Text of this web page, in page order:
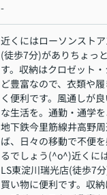
-
近くにはローソンスト
(徒歩7分)がありちょっ
す。収納はクロゼット
ど豊富なので、衣類や
く便利です。風通しが
な生活を。通勤・通学
地下鉄今里筋線井高野
ば、日々の移動で不便
るでしょう(^o^)近くに
LS東淀川瑞光店(徒歩7
買い物に便利です。収